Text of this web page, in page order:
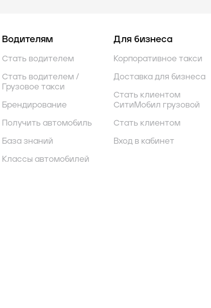
Водителям
Стать водителем
Стать водителем /
Грузовое такси
Брендирование
Получить автомобиль
База знаний
Классы автомобилей
Для бизнеса
Корпоративное такси
Доставка для бизнеса
Стать клиентом
СитиМобил грузовой
Стать клиентом
Вход в кабинет